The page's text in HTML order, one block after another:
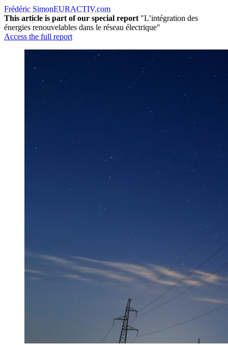
Frédéric SimonEURACTIV.com
This article is part of our special report "L’intégration des
énergies renouvelables dans le réseau électrique"
Access the full report